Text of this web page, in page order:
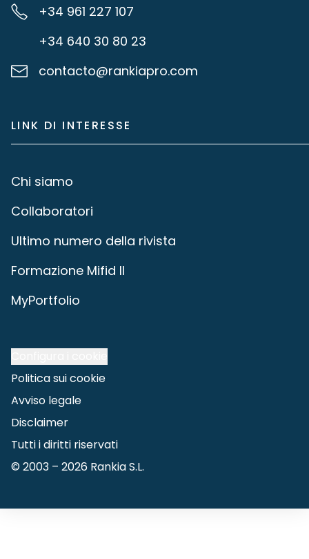
+34 961 227 107
+34 640 30 80 23
contacto@rankiapro.com
LINK DI INTERESSE
Chi siamo
Collaboratori
Ultimo numero della rivista
Formazione Mifid II
MyPortfolio
Politica sui cookie
Avviso legale
Disclaimer
Tutti i diritti riservati
© 2003 – 2026 Rankia S.L.